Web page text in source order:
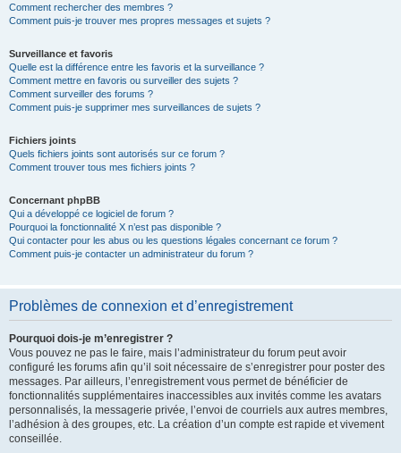
Comment rechercher des membres ?
Comment puis-je trouver mes propres messages et sujets ?
Surveillance et favoris
Quelle est la différence entre les favoris et la surveillance ?
Comment mettre en favoris ou surveiller des sujets ?
Comment surveiller des forums ?
Comment puis-je supprimer mes surveillances de sujets ?
Fichiers joints
Quels fichiers joints sont autorisés sur ce forum ?
Comment trouver tous mes fichiers joints ?
Concernant phpBB
Qui a développé ce logiciel de forum ?
Pourquoi la fonctionnalité X n’est pas disponible ?
Qui contacter pour les abus ou les questions légales concernant ce forum ?
Comment puis-je contacter un administrateur du forum ?
Problèmes de connexion et d’enregistrement
Pourquoi dois-je m’enregistrer ?
Vous pouvez ne pas le faire, mais l’administrateur du forum peut avoir
configuré les forums afin qu’il soit nécessaire de s’enregistrer pour poster des
messages. Par ailleurs, l’enregistrement vous permet de bénéficier de
fonctionnalités supplémentaires inaccessibles aux invités comme les avatars
personnalisés, la messagerie privée, l’envoi de courriels aux autres membres,
l’adhésion à des groupes, etc. La création d’un compte est rapide et vivement
conseillée.